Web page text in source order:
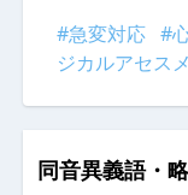
#急変対応 #
ジカルアセス
同音異義語・